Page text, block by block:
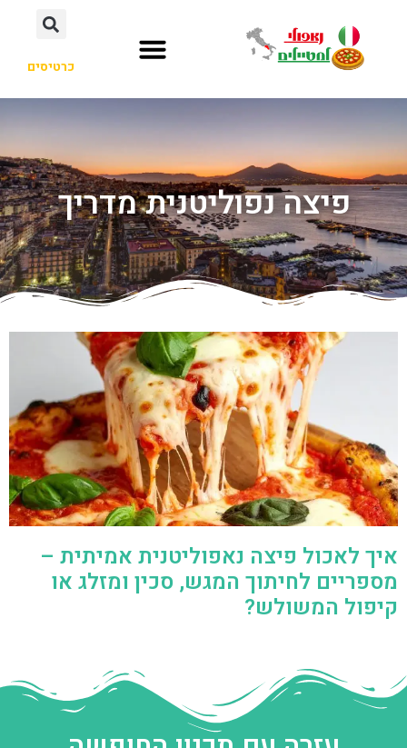
כרטיסים
פיצה נפוליטנית מדריך
איך לאכול פיצה נאפוליטנית אמיתית –
מספריים לחיתוך המגש, סכין ומזלג או
קיפול המשולש?